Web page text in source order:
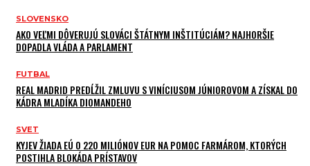
SLOVENSKO
AKO VEĽMI DÔVERUJÚ SLOVÁCI ŠTÁTNYM INŠTITÚCIÁM? NAJHORŠIE
DOPADLA VLÁDA A PARLAMENT
FUTBAL
REAL MADRID PREDĹŽIL ZMLUVU S VINÍCIUSOM JÚNIOROVOM A ZÍSKAL DO
KÁDRA MLADÍKA DIOMANDEHO
SVET
KYJEV ŽIADA EÚ O 220 MILIÓNOV EUR NA POMOC FARMÁROM, KTORÝCH
POSTIHLA BLOKÁDA PRÍSTAVOV